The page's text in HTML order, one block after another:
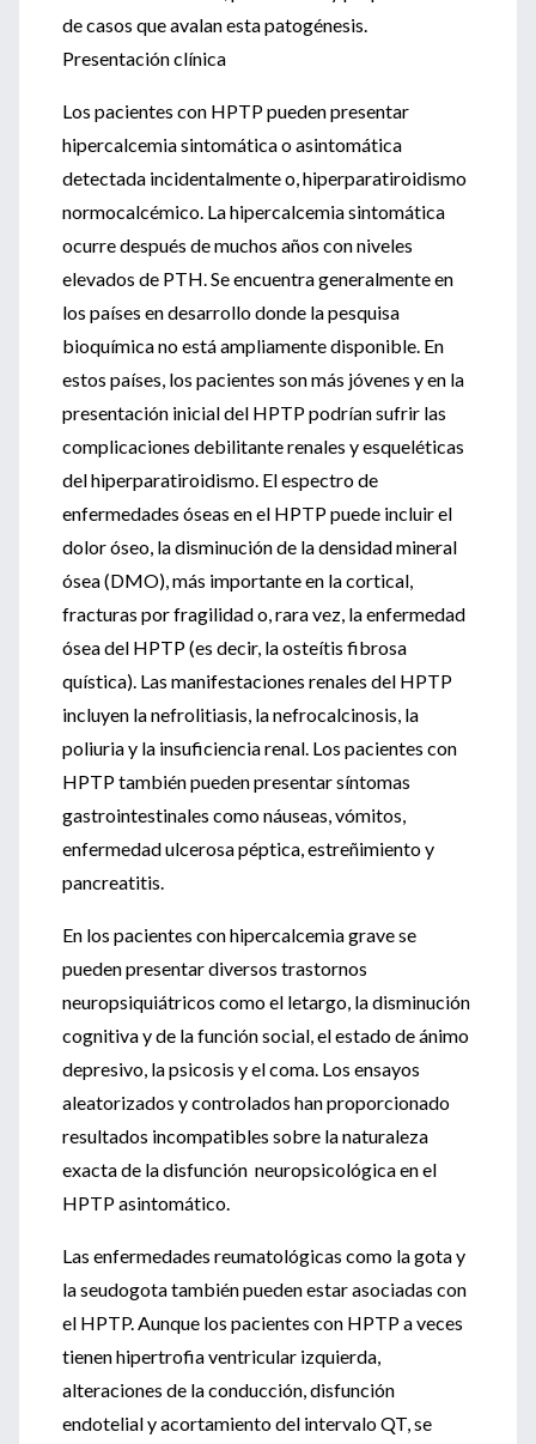
de casos que avalan esta patogénesis.
Presentación clínica
Los pacientes con HPTP pueden presentar
hipercalcemia sintomática o asintomática
detectada incidentalmente o, hiperparatiroidismo
normocalcémico. La hipercalcemia sintomática
ocurre después de muchos años con niveles
elevados de PTH. Se encuentra generalmente en
los países en desarrollo donde la pesquisa
bioquímica no está ampliamente disponible. En
estos países, los pacientes son más jóvenes y en la
presentación inicial del HPTP podrían sufrir las
complicaciones debilitante renales y esqueléticas
del hiperparatiroidismo. El espectro de
enfermedades óseas en el HPTP puede incluir el
dolor óseo, la disminución de la densidad mineral
ósea (DMO), más importante en la cortical,
fracturas por fragilidad o, rara vez, la enfermedad
ósea del HPTP (es decir, la osteítis fibrosa
quística). Las manifestaciones renales del HPTP
incluyen la nefrolitiasis, la nefrocalcinosis, la
poliuria y la insuficiencia renal. Los pacientes con
HPTP también pueden presentar síntomas
gastrointestinales como náuseas, vómitos,
enfermedad ulcerosa péptica, estreñimiento y
pancreatitis.
En los pacientes con hipercalcemia grave se
pueden presentar diversos trastornos
neuropsiquiátricos como el letargo, la disminución
cognitiva y de la función social, el estado de ánimo
depresivo, la psicosis y el coma. Los ensayos
aleatorizados y controlados han proporcionado
resultados incompatibles sobre la naturaleza
exacta de la disfunción neuropsicológica en el
HPTP asintomático.
Las enfermedades reumatológicas como la gota y
la seudogota también pueden estar asociadas con
el HPTP. Aunque los pacientes con HPTP a veces
tienen hipertrofia ventricular izquierda,
alteraciones de la conducción, disfunción
endotelial y acortamiento del intervalo QT, se